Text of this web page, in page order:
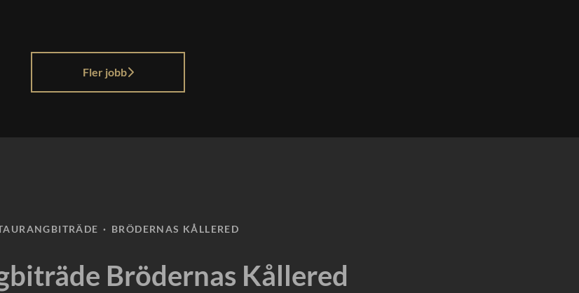
Fler jobb
· BRÖDERNAS KÅLLERED
Brödernas Kållered